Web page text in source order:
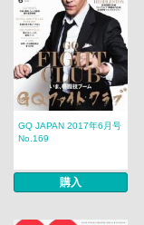
GQ JAPAN 2017年6月号
No.169
購入